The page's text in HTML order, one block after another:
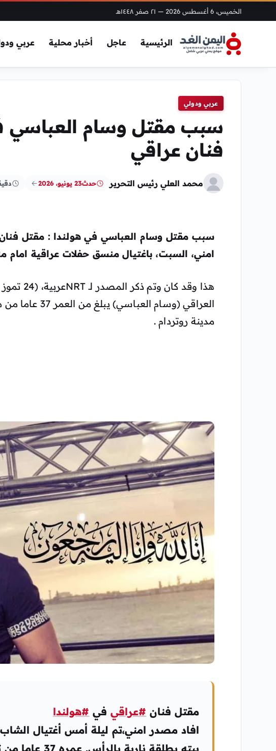
الخميس، 6 أغسطس 2026 — ٢١ صفر ١٤٤٨هـ
الرئيسية عاجل أخبار محلية عربي
عربي ودولي
سبب مقتل وسام العباسي
فنان عراقي
محمد العلي رئيس التحرير حدث23 يونيو، 2026
سبب مقتل وسام العباسي في هولندا : مقتل
امني، السبت، باغتيال منسق حفلات عراقية امام
العراقي (وسام العباسي) يبلغ من العمر 37 عاما من مواليد
مدينة روتردام .
مقتل فنان #عراقي في #هولندا
افاد مصدر امني،تم ليلة أمس أغتيال
بيته بطلقة